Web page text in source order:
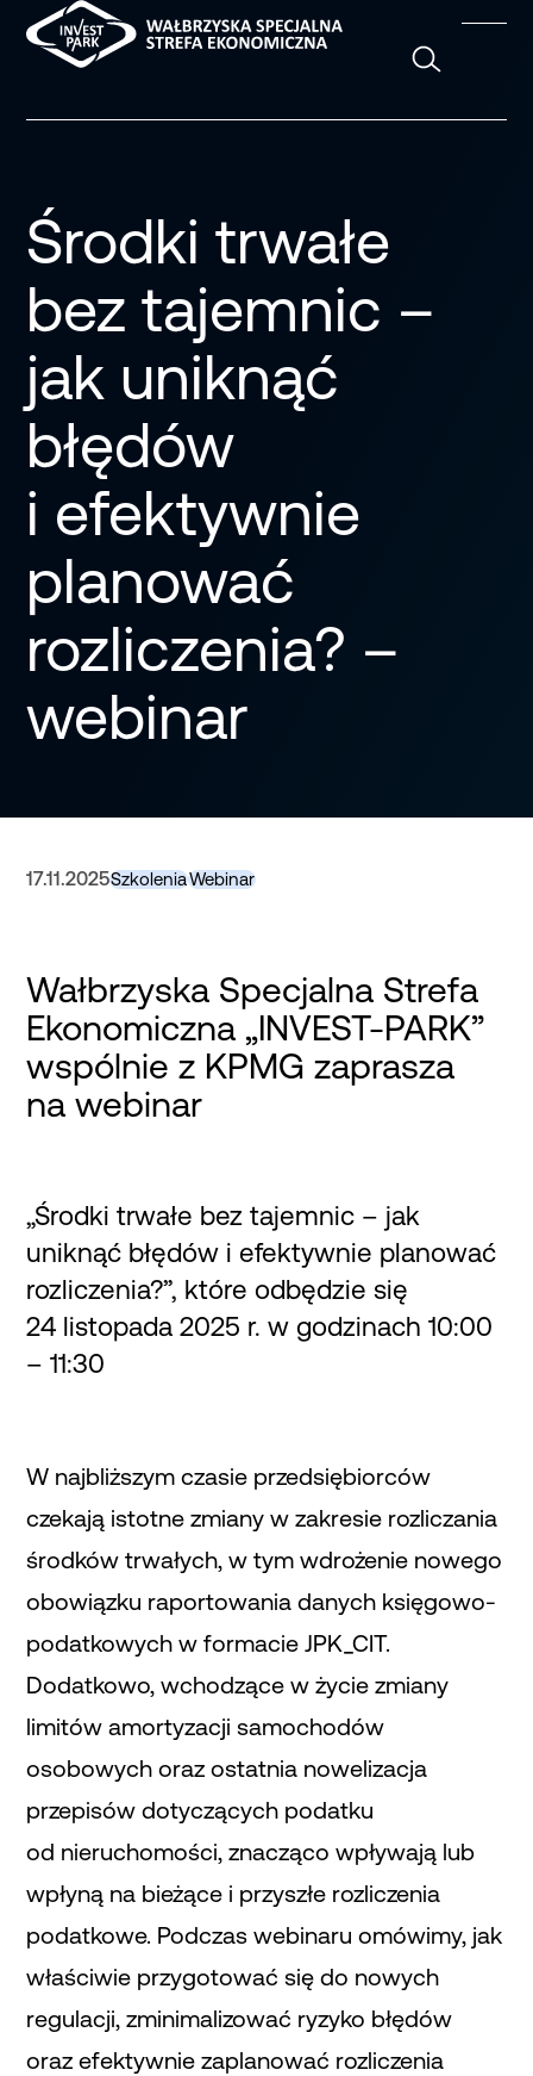
Środki trwałe
bez tajemnic –
jak uniknąć
błędów
i efektywnie
planować
rozliczenia? –
webinar
17.11.2025SzkoleniaWebinar
Wałbrzyska Specjalna Strefa
Ekonomiczna „INVEST-PARK”
wspólnie z KPMG zaprasza
na webinar
„Środki trwałe bez tajemnic – jak
uniknąć błędów i efektywnie planować
rozliczenia?”, które odbędzie się
24 listopada 2025 r. w godzinach 10:00
– 11:30
W najbliższym czasie przedsiębiorców
czekają istotne zmiany w zakresie rozliczania
środków trwałych, w tym wdrożenie nowego
obowiązku raportowania danych księgowo-
podatkowych w formacie JPK_CIT.
Dodatkowo, wchodzące w życie zmiany
limitów amortyzacji samochodów
osobowych oraz ostatnia nowelizacja
przepisów dotyczących podatku
od nieruchomości, znacząco wpływają lub
wpłyną na bieżące i przyszłe rozliczenia
podatkowe. Podczas webinaru omówimy, jak
właściwie przygotować się do nowych
regulacji, zminimalizować ryzyko błędów
oraz efektywnie zaplanować rozliczenia